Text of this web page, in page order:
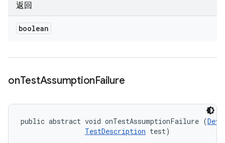
返回
boolean
onTestAssumptionFailure
public abstract void onTestAssumptionFailure (
TestDescription test)